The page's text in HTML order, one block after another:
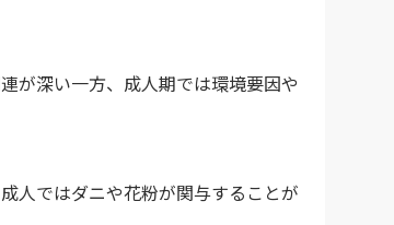
が深い一方、成人期では環境要因や
人ではダニや花粉が関与することが